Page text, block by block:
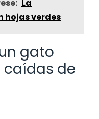
La
hojas verdes
gato
caídas de